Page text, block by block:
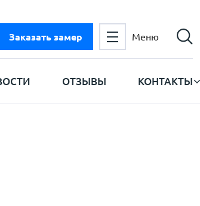
Заказать замер Меню
ОТЗЫВЫ КОНТАКТЫ